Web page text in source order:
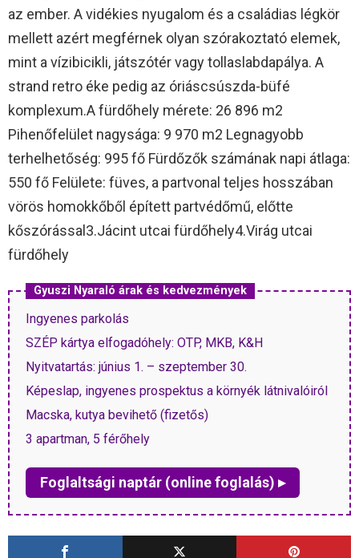
az ember. A vidékies nyugalom és a családias légkör
mellett azért megférnek olyan szórakoztató elemek,
mint a vízibicikli, játszótér vagy tollaslabdapálya. A
strand retro éke pedig az óriáscsúszda-büfé
komplexum.A fürdőhely mérete: 26 896 m2
Pihenőfelület nagysága: 9 970 m2 Legnagyobb
terhelhetőség: 995 fő Fürdőzők számának napi átlaga:
550 fő Felülete: füves, a partvonal teljes hosszában
vörös homokkőből épített partvédőmű, előtte
kőszórással3.Jácint utcai fürdőhely4.Virág utcai
fürdőhely
Gyuszi Nyaraló árak és kedvezmények
Ingyenes parkolás
SZÉP kártya elfogadóhely: OTP, MKB, K&H
Nyitvatartás: június 1. – szeptember 30.
Képeslap, ingyenes prospektus a környék látnivalóiról
Macska, kutya bevihető (fizetős)
3 apartman, 5 férőhely
Foglaltsági naptár (online foglalás) ▸